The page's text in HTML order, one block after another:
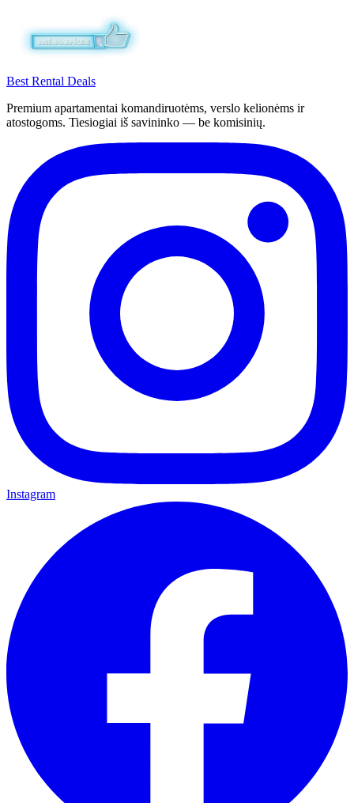
Best Rental Deals
Premium apartamentai komandiruotėms, verslo kelionėms ir
atostogoms. Tiesiogiai iš savininko — be komisinių.
Instagram